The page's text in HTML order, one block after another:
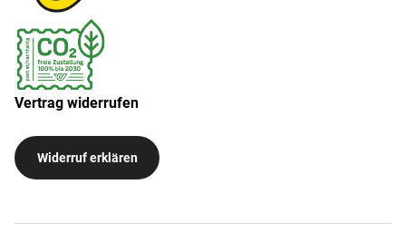
Vertrag widerrufen
Widerruf erklären